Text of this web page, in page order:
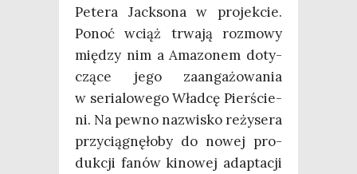
Pete­ra Jack­so­na w pro­jek­cie.
Ponoć wciąż trwa­ją roz­mo­wy
mię­dzy nim a Ama­zo­nem doty­
czą­ce jego zaan­ga­żo­wa­nia
w seria­lo­we­go Wład­cę Pier­ście­
ni. Na pew­no nazwi­sko reży­se­ra
przy­cią­gnę­ło­by do nowej pro­
duk­cji fanów kino­wej adap­ta­cji